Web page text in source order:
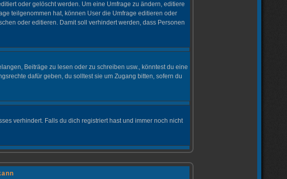
oder gelöscht werden. Um eine Umfrage zu ändern, editiere
teilgenommen hat, können User die Umfrage editieren oder
oder editieren. Damit soll verhindert werden, dass Personen
Beiträge zu lesen oder zu schreiben usw., könntest du eine
dafür geben, du solltest sie um Zugang bitten, sofern du
verhindert. Falls du dich registriert hast und immer noch nicht